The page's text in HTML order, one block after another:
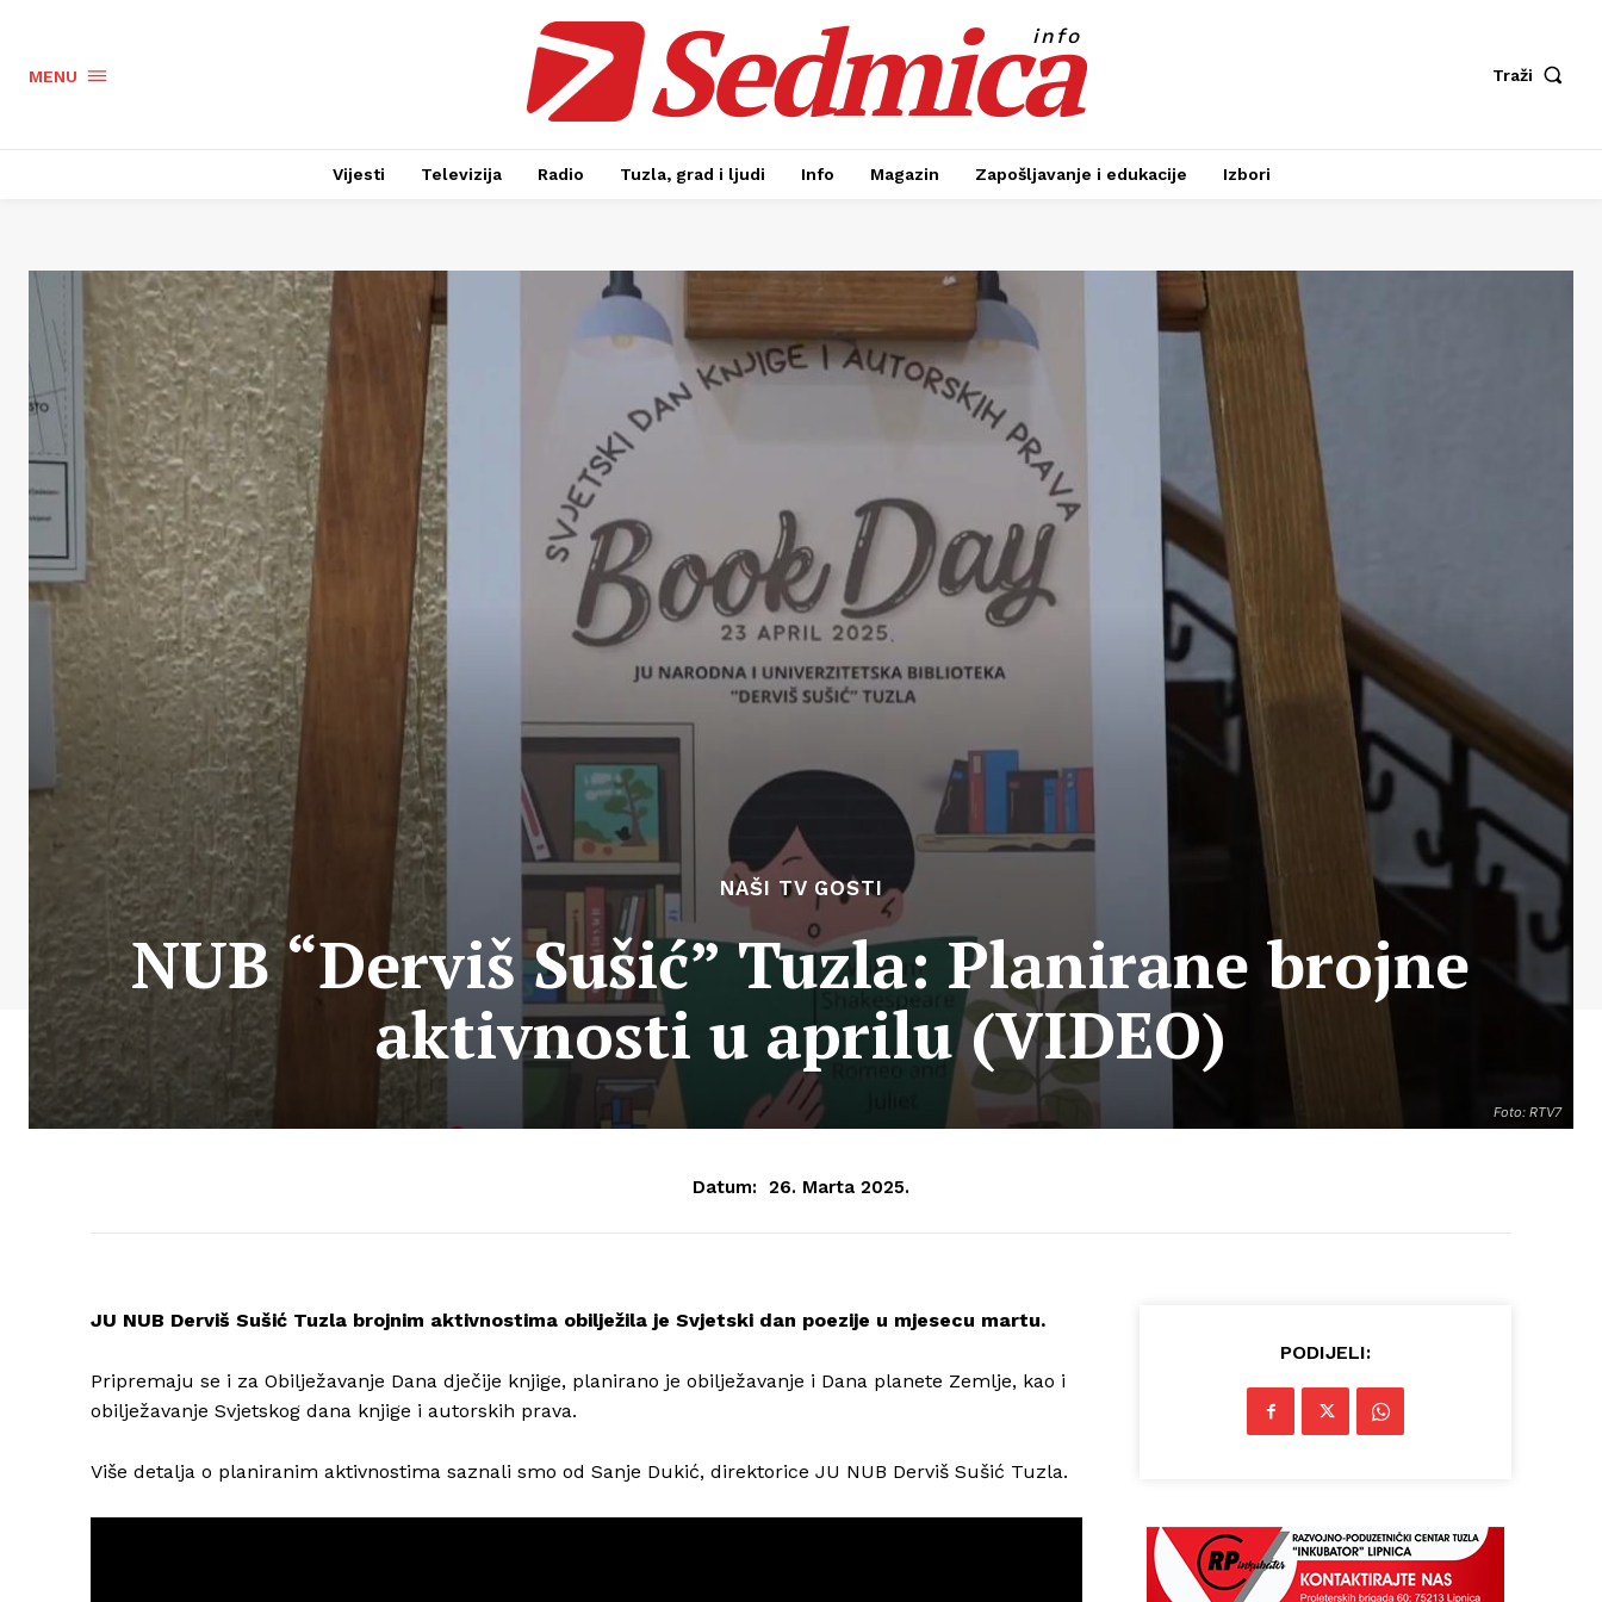
MENU Sedmica
info
Traži
Vijesti Televizija Radio Tuzla, grad i ljudi Info Magazin Zapošljavanje i edukacije Izbori
Foto: RTV7
NAŠI TV GOSTI
NUB “Derviš Sušić” Tuzla: Planirane brojne
aktivnosti u aprilu (VIDEO)
Datum: 26. Marta 2025.
JU NUB Derviš Sušić Tuzla brojnim aktivnostima obilježila je Svjetski dan poezije u mjesecu martu.
Pripremaju se i za Obilježavanje Dana dječije knjige, planirano je obilježavanje i Dana planete Zemlje, kao i
obilježavanje Svjetskog dana knjige i autorskih prava.
Više detalja o planiranim aktivnostima saznali smo od Sanje Dukić, direktorice JU NUB Derviš Sušić Tuzla.
PODIJELI: